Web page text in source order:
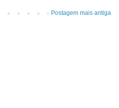
Postagem mais antiga